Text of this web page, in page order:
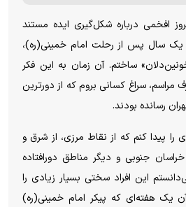
افخمی درباره شکل‌گیری ایده مستند
سال پس از رحلت امام خمینی(ره)،
ساختم. آن زمان به این فکر
سراغ کسانی بروم که از دورترین
رسانده بودند.
را پیدا کنم که از نقاط مرزی، از شرق و
جنوبی و دیگر مناطق دورافتاده
این افراد سختی بسیار زیادی را
یک هفته‌ای که پیکر امام خمینی(ره)